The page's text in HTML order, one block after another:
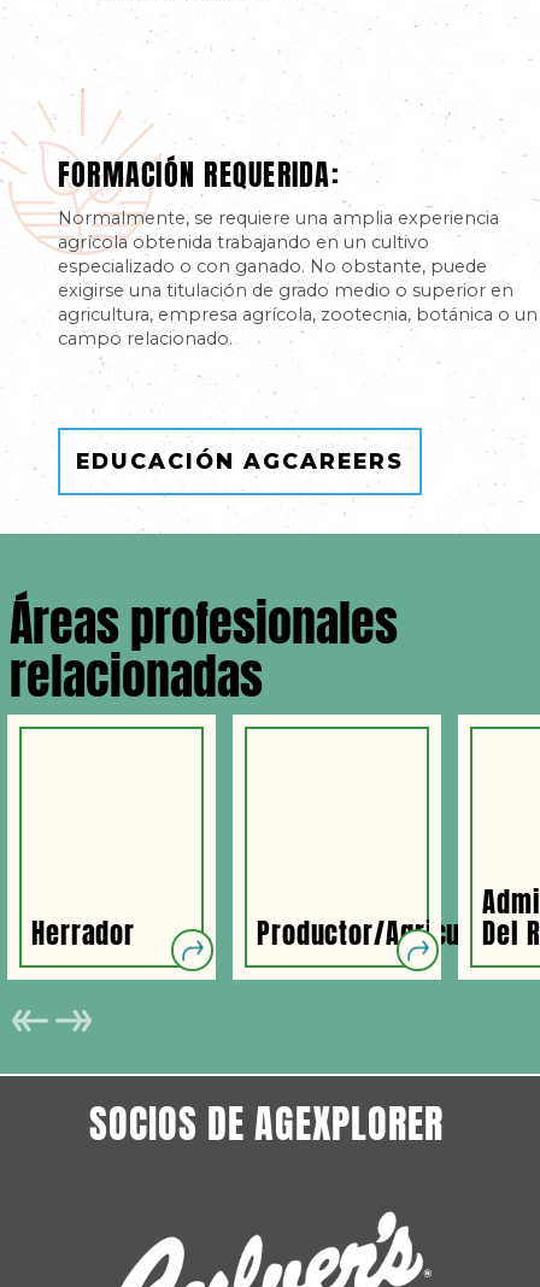
FORMACIÓN REQUERIDA:
Normalmente, se requiere una amplia experiencia
agrícola obtenida trabajando en un cultivo
especializado o con ganado. No obstante, puede
exigirse una titulación de grado medio o superior en
agricultura, empresa agrícola, zootecnia, botánica o un
campo relacionado.
EDUCACIÓN AGCAREERS
Áreas profesionales
relacionadas
Herrador Productor/agricultor
Del
SOCIOS DE AGEXPLORER